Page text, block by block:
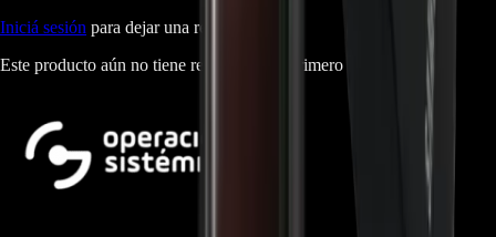
Iniciá sesión para dejar una reseña.
Este producto aún no tiene reseñas. Sé el primero en opinar.